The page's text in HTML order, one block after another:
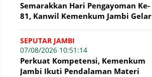
Semarakkan Hari Pengayoman Ke-
81, Kanwil Kemenkum Jambi Gelar
SEPUTAR JAMBI
07/08/2026 10:51:14
Perkuat Kompetensi, Kemenkum
Jambi Ikuti Pendalaman Materi